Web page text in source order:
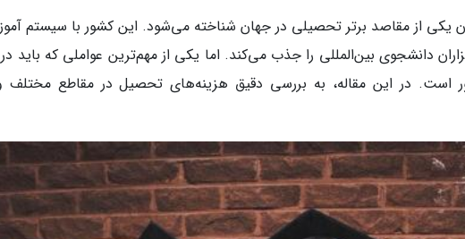
یکی از مقاصد برتر تحصیلی در جهان شناخته می‌شود. این کشور با سیستم
دانشجوی بین‌المللی را جذب می‌کند. اما یکی از مهم‌ترین عواملی که باید
است. در این مقاله، به بررسی دقیق هزینه‌های تحصیل در مقاطع مختلف